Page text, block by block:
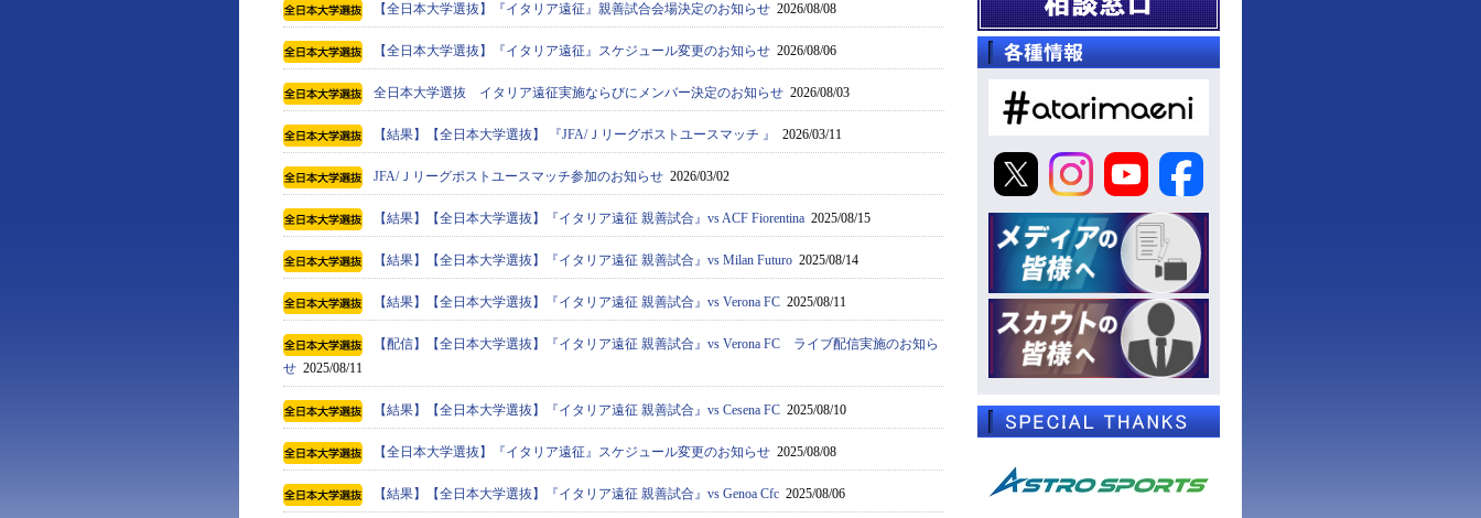
【全日本大学選抜】『イタリア遠征』親善試合会場決定のお知らせ 2026/08/08
【全日本大学選抜】『イタリア遠征』スケジュール変更のお知らせ 2026/08/06
全日本大学選抜 イタリア遠征実施ならびにメンバー決定のお知らせ 2026/08/03
【結果】【全日本大学選抜】 『JFA/Ｊリーグポストユースマッチ 』 2026/03/11
JFA/Ｊリーグポストユースマッチ参加のお知らせ 2026/03/02
【結果】【全日本大学選抜】『イタリア遠征 親善試合』vs ACF Fiorentina 2025/08/15
【結果】【全日本大学選抜】『イタリア遠征 親善試合』vs Milan Futuro 2025/08/14
【結果】【全日本大学選抜】『イタリア遠征 親善試合』vs Verona FC 2025/08/11
【配信】【全日本大学選抜】『イタリア遠征 親善試合』vs Verona FC ライブ配信実施のお知ら
せ 2025/08/11
【結果】【全日本大学選抜】『イタリア遠征 親善試合』vs Cesena FC 2025/08/10
【全日本大学選抜】『イタリア遠征』スケジュール変更のお知らせ 2025/08/08
【結果】【全日本大学選抜】『イタリア遠征 親善試合』vs Genoa Cfc 2025/08/06